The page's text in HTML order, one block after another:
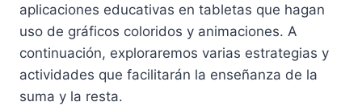
aplicaciones educativas en tabletas que hagan
uso de gráficos coloridos y animaciones. A
continuación, exploraremos varias estrategias y
actividades que facilitarán la enseñanza de la
suma y la resta.